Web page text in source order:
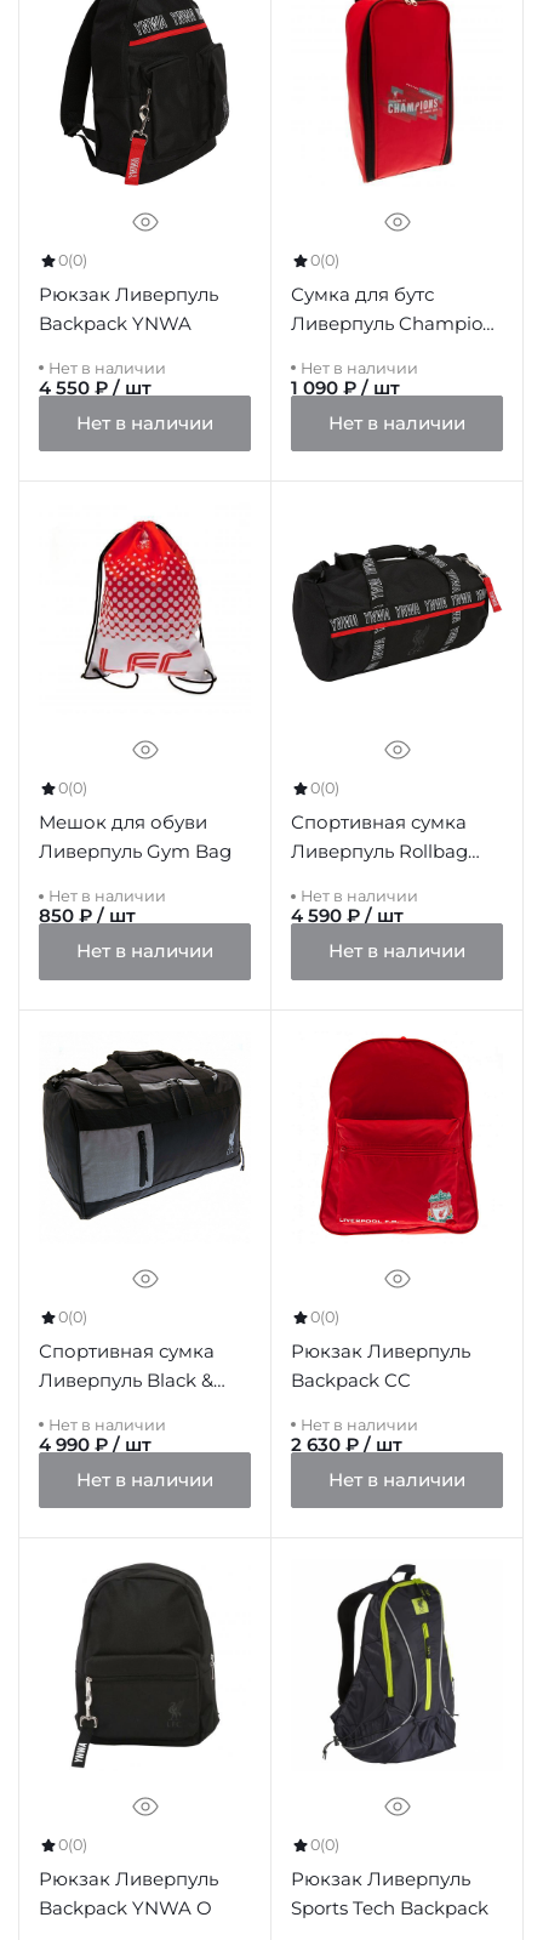
0(0)
Рюкзак Ливерпуль
Backpack YNWA
Нет в наличии
4 550 ₽ / шт
Нет в наличии
0(0)
Сумка для бутс
Ливерпуль Champions
Нет в наличии
1 090 ₽ / шт
Нет в наличии
0(0)
Мешок для обуви
Ливерпуль Gym Bag
Нет в наличии
850 ₽ / шт
Нет в наличии
0(0)
Спортивная сумка
Ливерпуль Rollbag
Нет в наличии
4 590 ₽ / шт
Нет в наличии
0(0)
Спортивная сумка
Ливерпуль Black &
Нет в наличии
4 990 ₽ / шт
Нет в наличии
0(0)
Рюкзак Ливерпуль
Backpack CC
Нет в наличии
2 630 ₽ / шт
Нет в наличии
0(0)
Рюкзак Ливерпуль
Backpack YNWA O
0(0)
Рюкзак Ливерпуль
Sports Tech Backpack